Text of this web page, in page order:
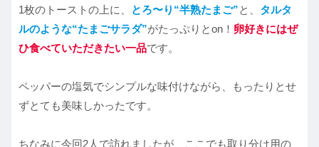
1枚のトーストの上に、 とろ〜り“半熟たまご”と、 タルタ
ルのような“たまごサラダ”がたっぷりとon！ 卵好きにはぜ
ひ食べていただきたい一品です。
ペッパーの塩気でシンプルな味付けながら、もったりとせ
ずとても美味しかったです。
ちなみに今回2人で訪れましたが、ここでも取り分け用の